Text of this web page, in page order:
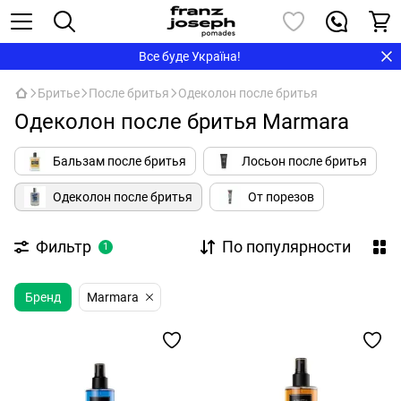
Все буде Україна!
Бритье После бритья Одеколон после бритья
Одеколон после бритья Marmara
Бальзам после бритья Лосьон после бритья
Одеколон после бритья От порезов
Фильтр 1 По популярности
Бренд Marmara